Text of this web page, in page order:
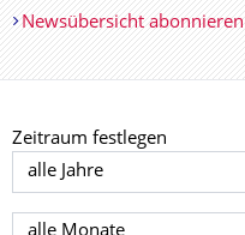
Newsübersicht abonnieren
Zeitraum festlegen
Jahr auswählen
Monat auswählen